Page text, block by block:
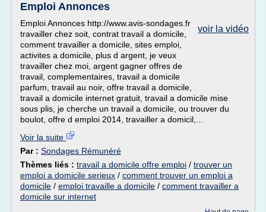
Emploi Annonces
voir la vidéo
Emploi Annonces http://www.avis-sondages.fr
travailler chez soit, contrat travail a domicile,
comment travailler a domicile, sites emploi,
activites a domicile, plus d argent, je veux
travailler chez moi, argent gagner offres de
travail, complementaires, travail a domicile
parfum, travail au noir, offre travail a domicile,
travail a domicile internet gratuit, travail a domicile mise
sous plis, je cherche un travail a domicile, ou trouver du
boulot, offre d emploi 2014, travailler a domicil,...
Voir la suite
Par : Sondages Rémunéré
Thèmes liés : travail a domicile offre emploi / trouver un
emploi a domicile serieux / comment trouver un emploi a
domicile / emploi travaille a domicile / comment travailler a
domicile sur internet